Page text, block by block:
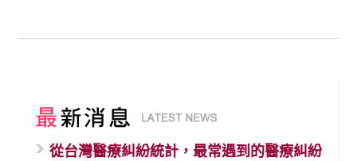
從台灣醫療糾紛統計，最常遇到的醫療糾紛